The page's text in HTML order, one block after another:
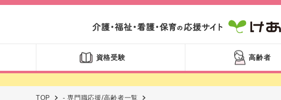
資格受験 高齢者
TOP - 専門職応援/高齢者一覧